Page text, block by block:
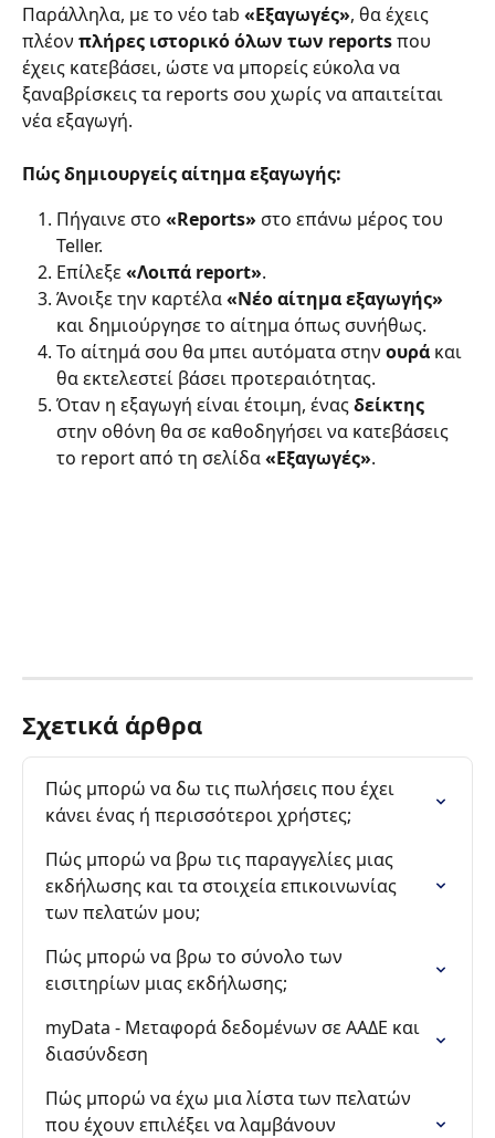
Παράλληλα, με το νέο tab «Εξαγωγές», θα έχεις
πλέον πλήρες ιστορικό όλων των reports που
έχεις κατεβάσει, ώστε να μπορείς εύκολα να
ξαναβρίσκεις τα reports σου χωρίς να απαιτείται
νέα εξαγωγή.
Πώς δημιουργείς αίτημα εξαγωγής:
Πήγαινε στο «Reports» στο επάνω μέρος του
Teller.
Επίλεξε «Λοιπά report».
Άνοιξε την καρτέλα «Νέο αίτημα εξαγωγής»
και δημιούργησε το αίτημα όπως συνήθως.
Το αίτημά σου θα μπει αυτόματα στην ουρά και
θα εκτελεστεί βάσει προτεραιότητας.
Όταν η εξαγωγή είναι έτοιμη, ένας δείκτης
στην οθόνη θα σε καθοδηγήσει να κατεβάσεις
το report από τη σελίδα «Εξαγωγές».
Σχετικά άρθρα
Πώς μπορώ να δω τις πωλήσεις που έχει
κάνει ένας ή περισσότεροι χρήστες;
Πώς μπορώ να βρω τις παραγγελίες μιας
εκδήλωσης και τα στοιχεία επικοινωνίας
των πελατών μου;
Πώς μπορώ να βρω το σύνολο των
εισιτηρίων μιας εκδήλωσης;
myData - Μεταφορά δεδομένων σε ΑΑΔΕ και
διασύνδεση
Πώς μπορώ να έχω μια λίστα των πελατών
που έχουν επιλέξει να λαμβάνουν